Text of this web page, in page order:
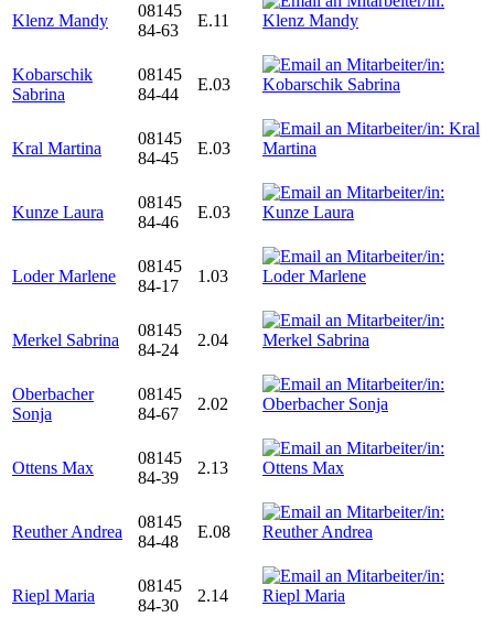
Klenz Mandy
08145
84-63
E.11
Kobarschik
Sabrina
08145
84-44
E.03
Kral Martina
08145
84-45
E.03
Kunze Laura
08145
84-46
E.03
Loder Marlene
08145
84-17
1.03
Merkel Sabrina
08145
84-24
2.04
Oberbacher
Sonja
08145
84-67
2.02
Ottens Max
08145
84-39
2.13
Reuther Andrea
08145
84-48
E.08
Riepl Maria
08145
84-30
2.14